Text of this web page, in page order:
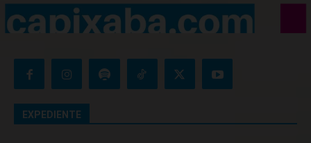
EXPEDIENTE